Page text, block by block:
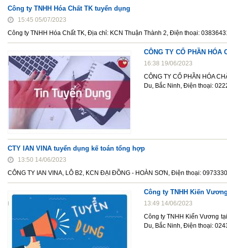
Công ty TNHH Hóa Chất TK tuyển dụng
15:45 05/07/2023
Công ty TNHH Hóa Chất TK, Địa chỉ: KCN Thuận Thành 2, Điện thoại:
CÔNG TY CỔ PHẦN HÓA
16:38 19/06/2023
CÔNG TY CỔ PHẦN HÓA
Du, Bắc Ninh, Điện thoại:
CTY IAN VINA tuyển dụng kế toán tổng hợp
13:50 14/06/2023
CÔNG TY IAN VINA, LÔ B2, KCN ĐẠI ĐỒNG - HOÀN SƠN, Điện thoại:
Công ty TNHH Kiến
13:49 14/06/2023
Công ty TNHH Kiến Vương
Du, Bắc Ninh, Điện thoại: